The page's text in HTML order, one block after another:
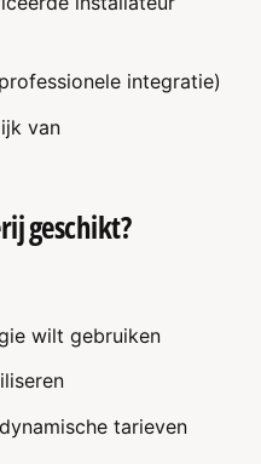
integratie)
van
geschikt?
wilt gebruiken
tarieven